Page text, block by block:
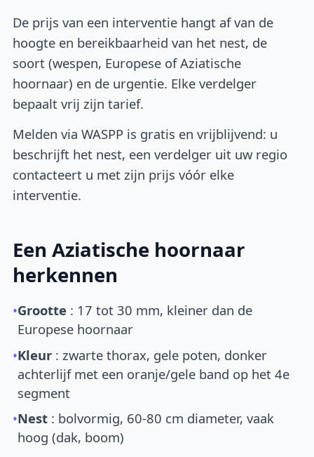
De prijs van een interventie hangt af van de
hoogte en bereikbaarheid van het nest, de
soort (wespen, Europese of Aziatische
hoornaar) en de urgentie. Elke verdelger
bepaalt vrij zijn tarief.
Melden via WASPP is gratis en vrijblijvend: u
beschrijft het nest, een verdelger uit uw regio
contacteert u met zijn prijs vóór elke
interventie.
Een Aziatische hoornaar
herkennen
•Grootte : 17 tot 30 mm, kleiner dan de
Europese hoornaar
•Kleur : zwarte thorax, gele poten, donker
achterlijf met een oranje/gele band op het 4e
segment
•Nest : bolvormig, 60-80 cm diameter, vaak
hoog (dak, boom)